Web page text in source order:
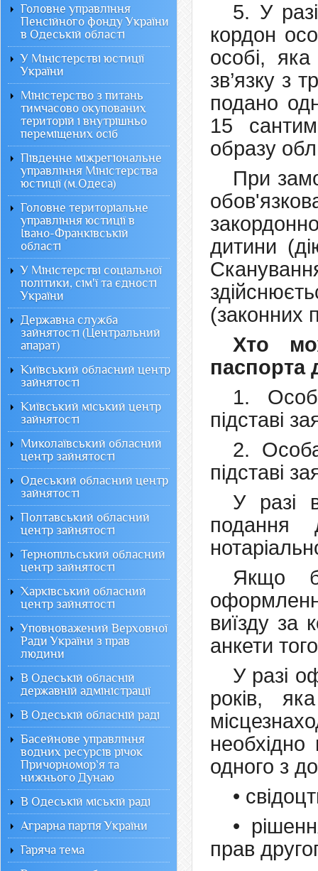
5. У
кордон
особі,
зв’язку з
подано
15
образу
При
дитини
(законних
Хто
паспорта
1.
підставі
2.
підставі
У разі
подання
Якщо
виїзду за
анкети
У разі
років,
необхідно
одного з
•
•
прав
Головне управління
Пенсійного фонду України
в Одеській області
У Міністерстві юстиції
України
Міністерство з питань
тимчасово окупованих
територій і внутрішньо
переміщених осіб
Південне міжрегіональне
управління Міністерства
юстиції (м.Одеса)
Головне територіальне
управління юстиції в
Івано-Франківській
області
У Міністерстві соціальної
політики, сім'ї та єдності
України
Державна служба
зайнятості (Центральний
апарат)
Київський обласний центр
зайнятості
Київський міський центр
зайнятості
Миколаївський обласний
центр зайнятості
Одеський обласний центр
зайнятості
Полтавський обласний
центр зайнятості
Тернопільський обласний
центр зайнятості
Харківський обласний
центр зайнятості
Уповноважений Верховної
Ради України з прав
людини
В Одеській обласній
державній адміністрації
В Одеській обласній раді
Басейнове управління
водних ресурсів річок
Причорномор`я та
нижнього Дунаю
В Одеській міській раді
Аграрна партія України
Гаряча тема